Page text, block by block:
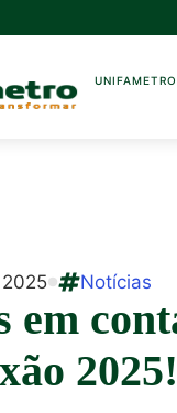
UNIFAMETRO
2025 Notícias
em
2025!